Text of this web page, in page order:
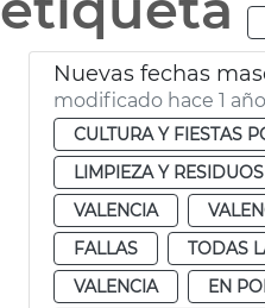
modificado hace 1 año
CULTURA Y FIESTAS
LIMPIEZA Y
VALENCIA
FALLAS
TODAS
VALENCIA
EN